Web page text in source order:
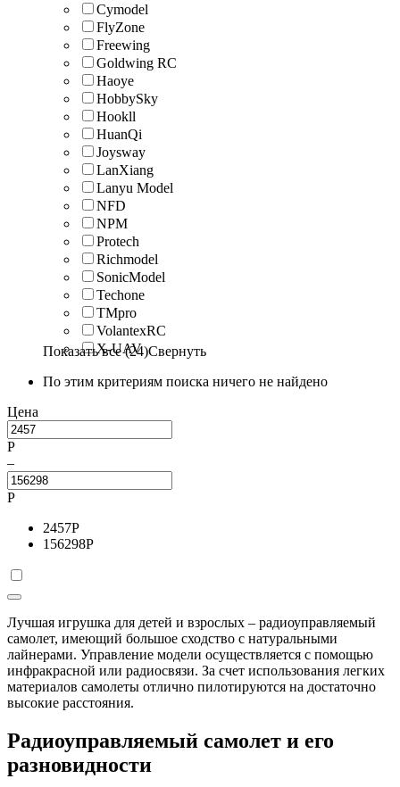
Cymodel
FlyZone
Freewing
Goldwing RC
Haoye
HobbySky
Hookll
HuanQi
Joysway
LanXiang
Lanyu Model
NFD
NPM
Protech
Richmodel
SonicModel
Techone
TMpro
VolantexRC
X-UAV
Показать все (24)Свернуть
По этим критериям поиска ничего не найдено
Цена
Р
–
Р
2457Р
156298Р
Лучшая игрушка для детей и взрослых – радиоуправляемый
самолет, имеющий большое сходство с натуральными
лайнерами. Управление модели осуществляется с помощью
инфракрасной или радиосвязи. За счет использования легких
материалов самолеты отлично пилотируются на достаточно
высокие расстояния.
Радиоуправляемый самолет и его
разновидности